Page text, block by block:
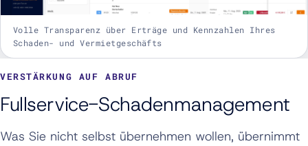
Volle Transparenz über Erträge und Kennzahlen Ihres
Schaden- und Vermietgeschäfts
VERSTÄRKUNG AUF ABRUF
Fullservice-Schadenmanagement
Was Sie nicht selbst übernehmen wollen, übernimmt